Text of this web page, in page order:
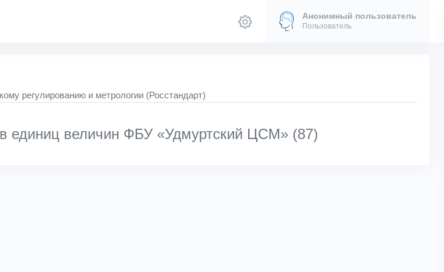
Анонимный пользователь
Пользователь
регулированию и метрологии (Росстандарт)
единиц величин ФБУ «Удмуртский ЦСМ» (87)